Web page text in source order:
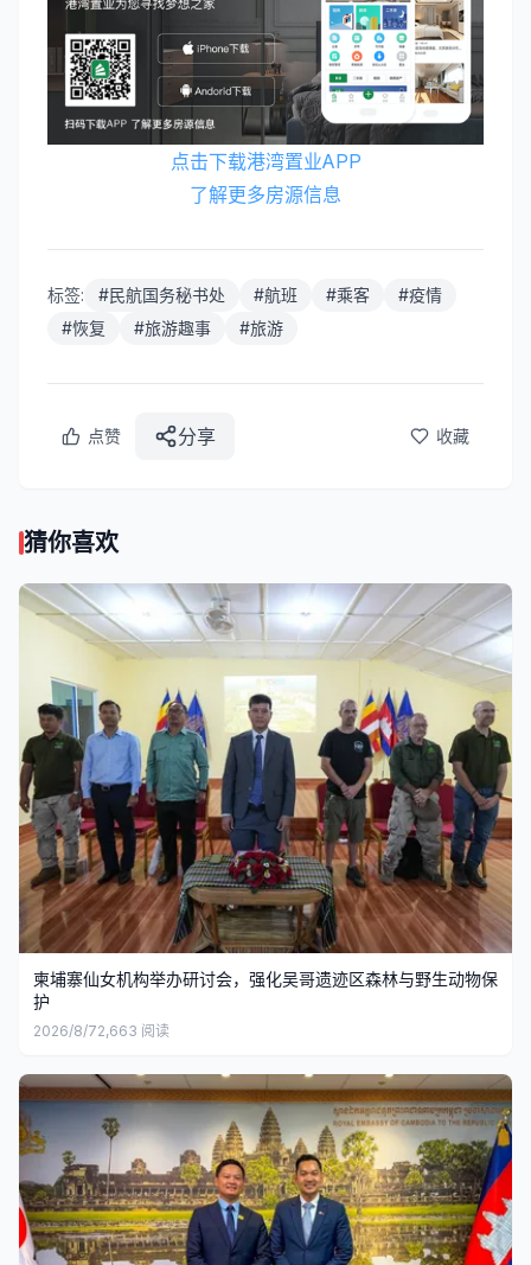
点击下载港湾置业APP
了解更多房源信息
标签: #民航国务秘书处 #航班 #乘客 #疫情
#恢复 #旅游趣事 #旅游
点赞 分享 收藏
猜你喜欢
柬埔寨仙女机构举办研讨会，强化吴哥遗迹区森林与野生动物保
护
2026/8/72,663 阅读